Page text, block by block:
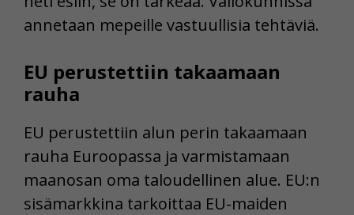
annetaan mepeille vastuullisia tehtäviä.
EU perustettiin takaamaan
rauha
EU perustettiin alun perin takaamaan
rauha Euroopassa ja varmistamaan
maanosan oma taloudellinen alue. EU:n
sisämarkkina tarkoittaa EU-maiden